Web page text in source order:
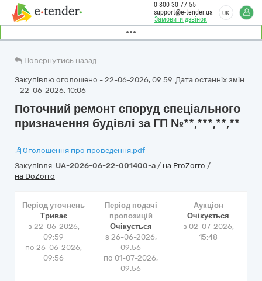
Замовити дзвінок
0 800 30 77 55
support@e-tender.ua
UK
Повернутись назад
Закупівлю оголошено - 22-06-2026, 09:59. Дата останніх змін
- 22-06-2026, 10:06
Поточний ремонт споруд спеціального
призначення будівлі за ГП №**,***,**,**
Оголошення про проведення.pdf
Закупівля: UA-2026-06-22-001400-a / на ProZorro /
на DoZorro
Період уточнень
Триває
з 22-06-2026,
09:59
по 26-06-2026,
09:56
Період подачі
пропозицій
Очікується
з 26-06-2026,
09:56
по 01-07-2026,
09:56
Аукціон
Очікується
з 02-07-2026,
15:48